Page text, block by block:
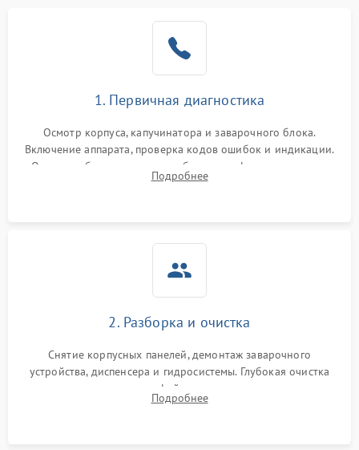
1. Первичная диагностика
Осмотр корпуса, капучинатора и заварочного блока.
Включение аппарата, проверка кодов ошибок и индикации.
Оценка работы помпы, термоблока и кофемолки на слух.
Измерение температуры и давления воды для выявления
Подробнее
2. Разборка и очистка
Снятие корпусных панелей, демонтаж заварочного
устройства, диспенсера и гидросистемы. Глубокая очистка
внутренних узлов от кофейных масел, жмыха и накипи.
Промывка дренажных каналов и фильтров с использованием
Подробнее